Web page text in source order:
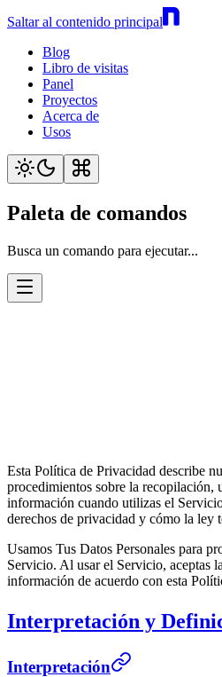
Saltar al contenido principal
Blog
Libro de visitas
Panel
Proyectos
Acerca de
Usos
Paleta de comandos
Busca un comando para ejecutar...
Esta Política de Privacidad describe
procedimientos sobre la recopilación,
información cuando utilizas el
derechos de privacidad y cómo la ley
Usamos Tus Datos Personales para
Servicio. Al usar el Servicio, aceptas
información de acuerdo con esta
Interpretación y
Interpretación